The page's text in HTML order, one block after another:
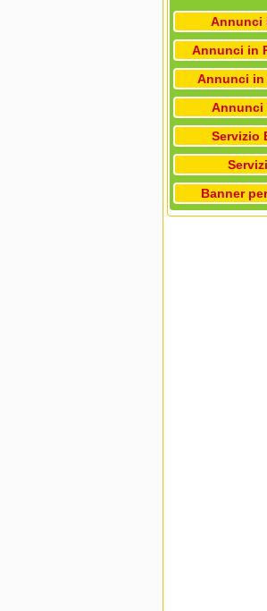
Annunci
Annunci in
Annunci in
Annunci
Servizio
Banner